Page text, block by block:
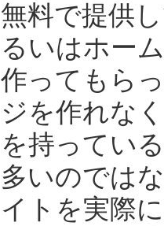
無料で提供
るいはホー
作ってもら
ジを作れな
を持ってい
多いのでは
イトを実際